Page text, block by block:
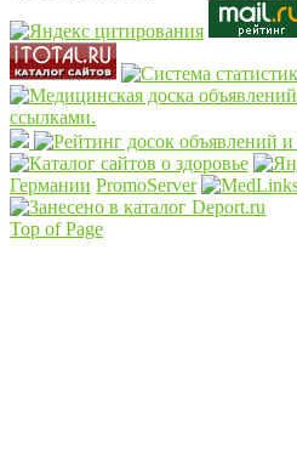
Германии PromoServer
Top of Page